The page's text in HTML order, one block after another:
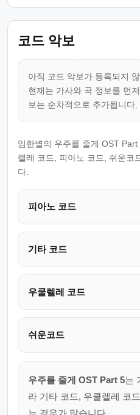
코드 악보
아직 코드 악보가 등록되지
현재는 가사와 곡 정보를 먼
보는 순차적으로 추가됩니다.
임한별의 우주를 줄게 OST
렐레 코드, 피아노 코드, 쉬운코
다.
피아노 코드
기타 코드
우쿨렐레 코드
쉬운코드
우주를 줄게 OST Part 5는
라 기타 코드, 우쿨렐레 코
는 경우가 많습니다.